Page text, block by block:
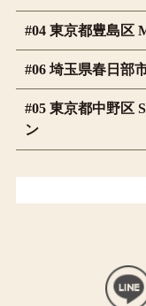
#04 東京都豊島区
#06 埼玉県春日部
#05 東京都中野区
ン